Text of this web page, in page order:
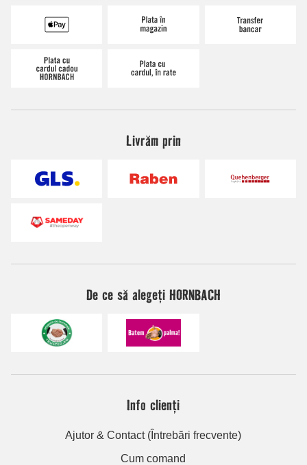
Livrăm prin
De ce să alegeți HORNBACH
Info clienți
Ajutor & Contact (Întrebări frecvente)
Cum comand